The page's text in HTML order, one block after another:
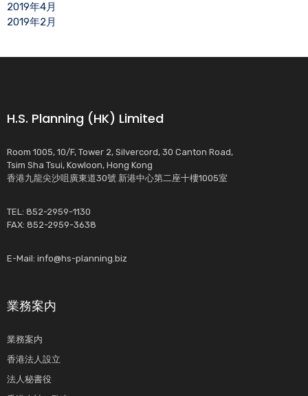
2019年4月
2019年2月
H.S. Planning (HK) Limited
Room 1005, 10/F, Tower 2, Silvercord, 30 Canton Road,
Tsim Sha Tsui, Kowloon, Hong Kong
香港九龍尖沙咀廣東道30號 新港中心第二座十樓1005室
TEL: 852-2959-1130
FAX: 852-2959-3638
E-Mail: info@hs-planning.biz
業務案内
業務案内
香港法人設立
法人秘書役